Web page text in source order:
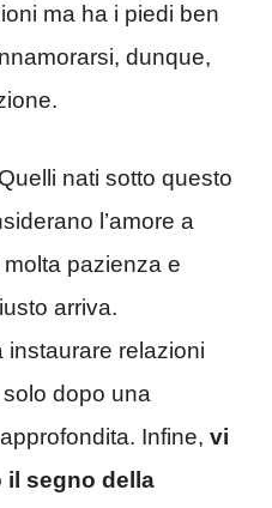
ma ha i piedi ben
dunque,
Quelli nati sotto questo
l’amore a
pazienza e
arriva.
instaurare relazioni
dopo una
Infine, vi
il segno della